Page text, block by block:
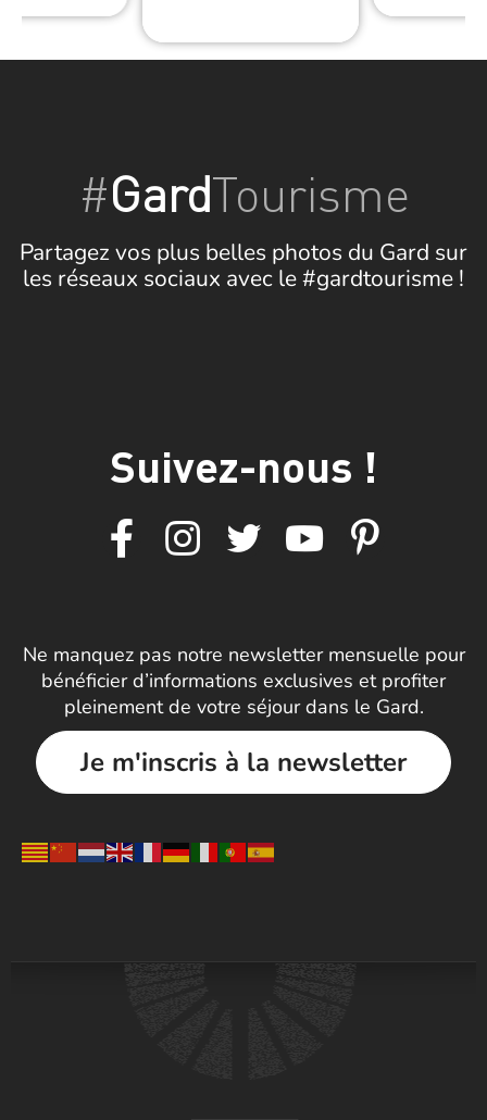
#GardTourisme
Partagez vos plus belles photos du Gard sur
les réseaux sociaux avec le #gardtourisme !
Suivez-nous !
Ne manquez pas notre newsletter mensuelle pour
bénéficier d’informations exclusives et profiter
pleinement de votre séjour dans le Gard.
Je m'inscris à la newsletter